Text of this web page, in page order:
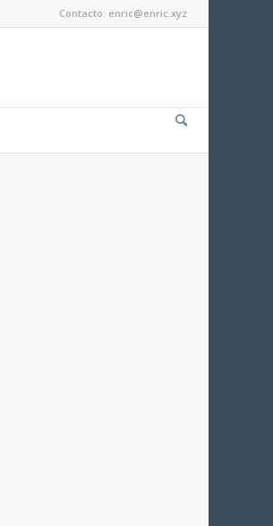
Contacto: enric@enric.xyz